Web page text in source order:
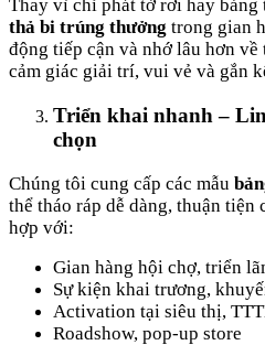
Thay vì chỉ phát tờ rơi hay
thả bi trúng thưởng trong gian
động tiếp cận và nhớ lâu hơn
cảm giác giải trí, vui vẻ và gắn
Triển khai nhanh –
chọn
Chúng tôi cung cấp các mẫu
thể tháo ráp dễ dàng, thuận tiện
hợp với:
Gian hàng hội chợ, triển
Sự kiện khai trương,
Activation tại siêu thị,
Roadshow, pop-up store